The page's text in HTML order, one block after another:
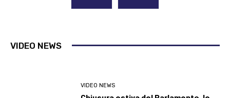
VIDEO NEWS
VIDEO NEWS